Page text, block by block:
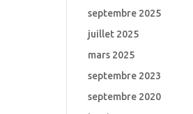
septembre 2025
juillet 2025
mars 2025
septembre 2023
septembre 2020